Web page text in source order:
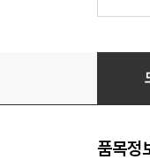
생각하
품목정